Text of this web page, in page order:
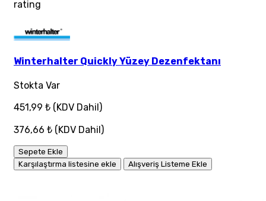
rating
Winterhalter Quickly Yüzey Dezenfektanı
Stokta Var
451,99 ₺ (KDV Dahil)
376,66 ₺ (KDV Dahil)
Sepete Ekle
Karşılaştırma listesine ekle
Alışveriş Listeme Ekle